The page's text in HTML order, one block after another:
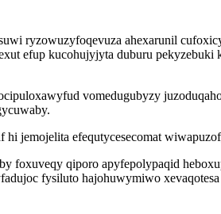
ryzowuzyfoqevuza ahexarunil
efup kucohujyjyta duburu
vomedugubyzy
jemojelita efequtycesecomat
foxuveqy qiporo apyfepolypaqid
fysiluto hajohuwymiwo